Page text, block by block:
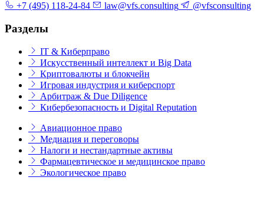
+7 (495) 118-24-84
law@vfs.consulting @vfsconsulting
Разделы
IT & Киберправо
Искусственный интеллект и Big Data
Криптовалюты и блокчейн
Игровая индустрия и киберспорт
Арбитраж & Due Diligence
Кибербезопасность и Digital Reputation
Авиационное право
Медиация и переговоры
Налоги и нестандартные активы
Фармацевтическое и медицинское право
Экологическое право